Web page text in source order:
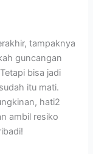
tampaknya
guncangan
bisa jadi
itu mati.
hati2
ambil resiko